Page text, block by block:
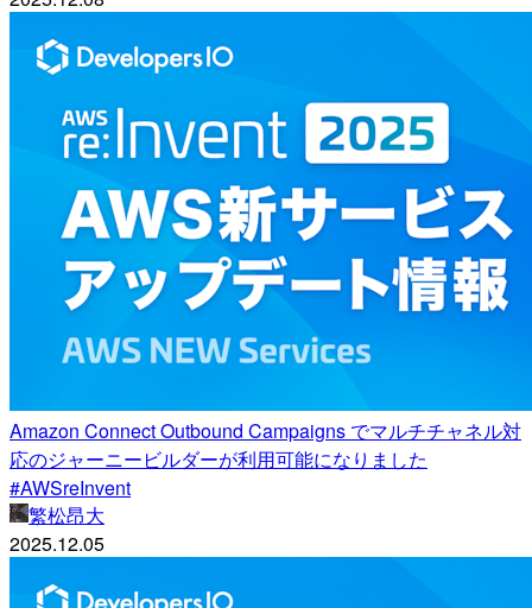
Amazon Connect Outbound Campaigns でマルチチャネル対
応のジャーニービルダーが利用可能になりました
#AWSreInvent
繁松昂大
2025.12.05